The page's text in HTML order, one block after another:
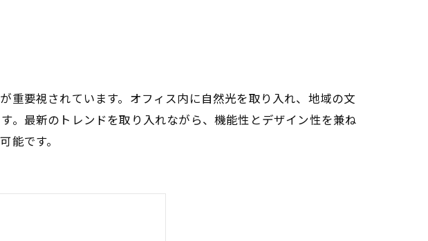
重要視されています。オフィス内に自然光を取り入れ、地域の文
。最新のトレンドを取り入れながら、機能性とデザイン性を兼ね
能です。